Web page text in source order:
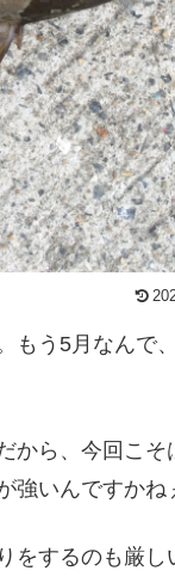
もう5月なんで
から、今回こそ
いんですかね
をするのも厳し